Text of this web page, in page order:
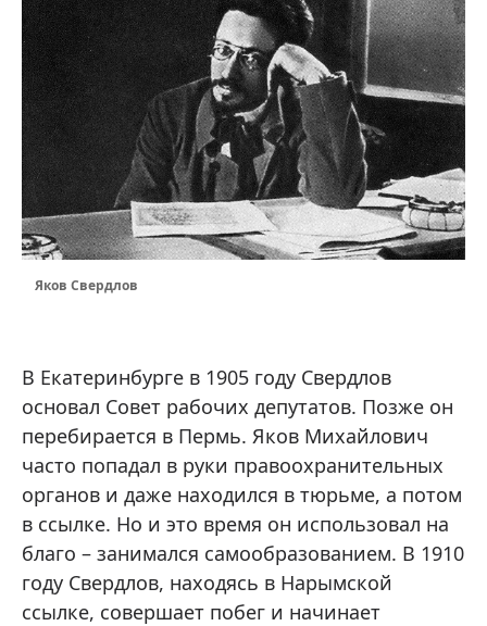
Яков Свердлов
В Екатеринбурге в 1905 году Свердлов
основал Совет рабочих депутатов. Позже он
перебирается в Пермь. Яков Михайлович
часто попадал в руки правоохранительных
органов и даже находился в тюрьме, а потом
в ссылке. Но и это время он использовал на
благо – занимался самообразованием. В 1910
году Свердлов, находясь в Нарымской
ссылке, совершает побег и начинает